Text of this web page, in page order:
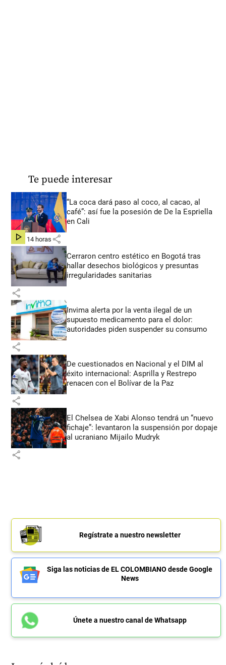
Te puede interesar
“La coca dará paso al coco, al cacao, al
café”: así fue la posesión de De la Espriella
en Cali
hace 14 horas share
Cerraron centro estético en Bogotá tras
hallar desechos biológicos y presuntas
irregularidades sanitarias
share
Invima alerta por la venta ilegal de un
supuesto medicamento para el dolor:
autoridades piden suspender su consumo
share
De cuestionados en Nacional y el DIM al
éxito internacional: Asprilla y Restrepo
renacen con el Bolívar de la Paz
share
El Chelsea de Xabi Alonso tendrá un “nuevo
fichaje”: levantaron la suspensión por dopaje
al ucraniano Mijailo Mudryk
share
Regístrate a nuestro newsletter
Siga las noticias de EL COLOMBIANO desde Google
News
Únete a nuestro canal de Whatsapp